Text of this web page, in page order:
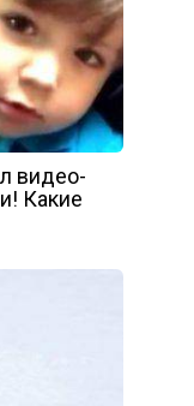
видео-
Какие